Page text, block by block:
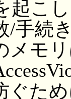
起こ
/手続
メモ
ため